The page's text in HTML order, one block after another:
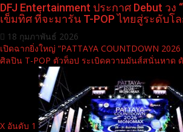
DFJ Entertainment ประกาศ Debut วง
เข็มทิศ ที่จะมารัน T-POP ไทยสู่ระดับโ
18 กุมภาพันธ์ 2026
เปิดฉากยิ่งใหญ่ “PATTAYA COUNTDOWN
ศิลปิน T-POP ตัวท็อป ระเบิดความมันส์สนั่นหาด
X อันดับ 1